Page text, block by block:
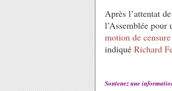
Après l’attentat de
l’Assemblée pour
motion de censure
indiqué Richard
Soutenez une